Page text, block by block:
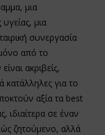
μια
μια
συνεργασία
από το
ακριβείς,
κατάλληλες για το
αξία τα best
ιδιαίτερα σε έναν
ζητούμενο, αλλά